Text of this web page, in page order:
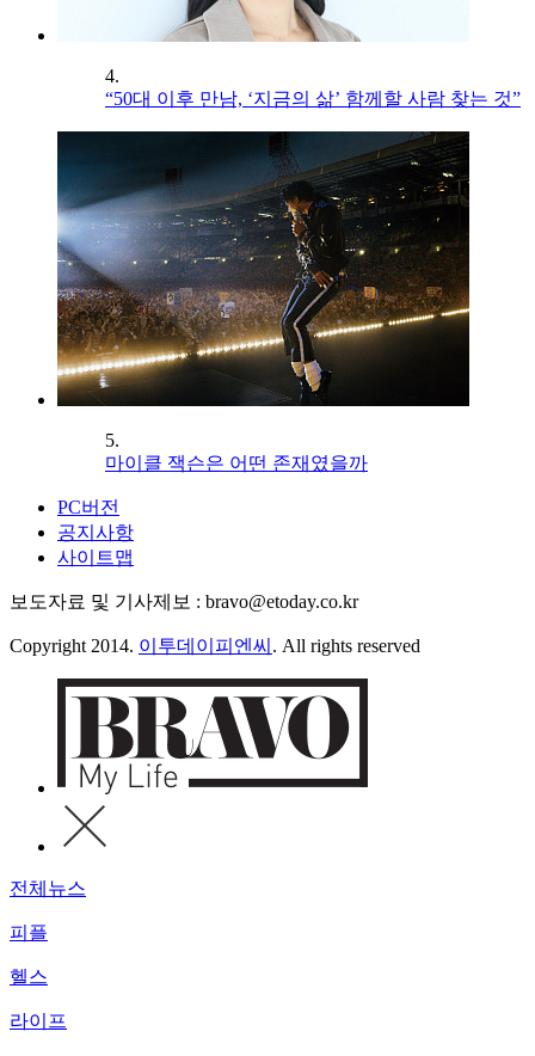
4.
“50대 이후 만남, ‘지금의 삶’ 함께할 사람 찾는 것”
5.
마이클 잭슨은 어떤 존재였을까
PC버전
공지사항
사이트맵
보도자료 및 기사제보 : bravo@etoday.co.kr
Copyright 2014. 이투데이피엔씨 . All rights reserved
전체뉴스
피플
헬스
라이프